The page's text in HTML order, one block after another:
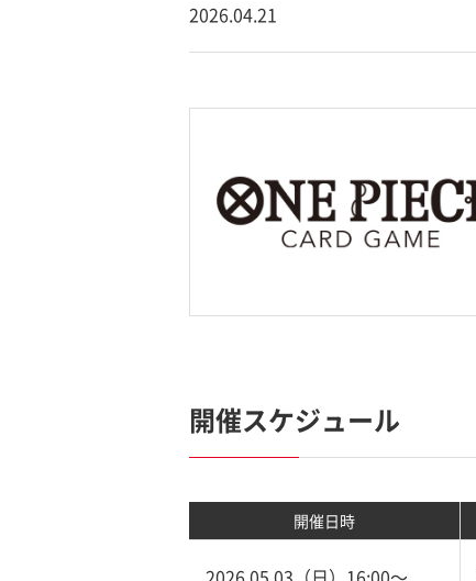
2026.04.21
開催スケジュール
開催日時